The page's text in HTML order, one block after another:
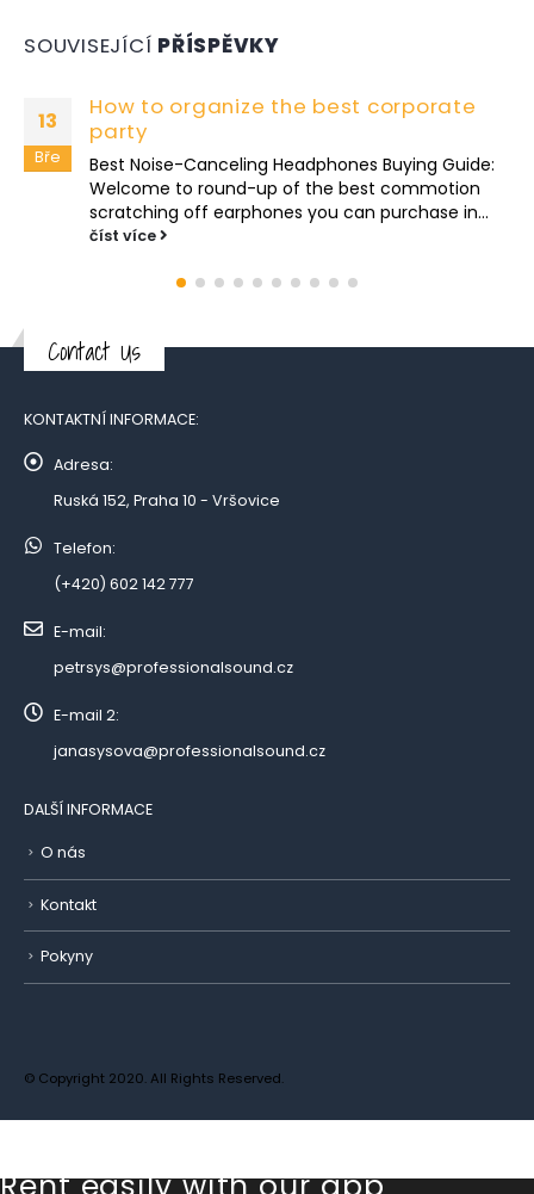
SOUVISEJÍCÍ PŘÍSPĚVKY
13
Bře
How to organize the best corporate
party
Best Noise-Canceling Headphones Buying Guide:
Welcome to round-up of the best commotion
scratching off earphones you can purchase in...
číst více
Contact Us
KONTAKTNÍ INFORMACE:
Adresa:
Ruská 152, Praha 10 - Vršovice
Telefon:
(+420) 602 142 777
E-mail:
petrsys@professionalsound.cz
E-mail 2:
janasysova@professionalsound.cz
DALŠÍ INFORMACE
O nás
Kontakt
Pokyny
© Copyright 2020. All Rights Reserved.